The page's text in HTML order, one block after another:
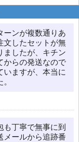
ーンが複数通りあ
文したセットが無
ましたが、キチン
からの発送なので
いますが、本当に
も丁寧で無事に到
メールから追跡番